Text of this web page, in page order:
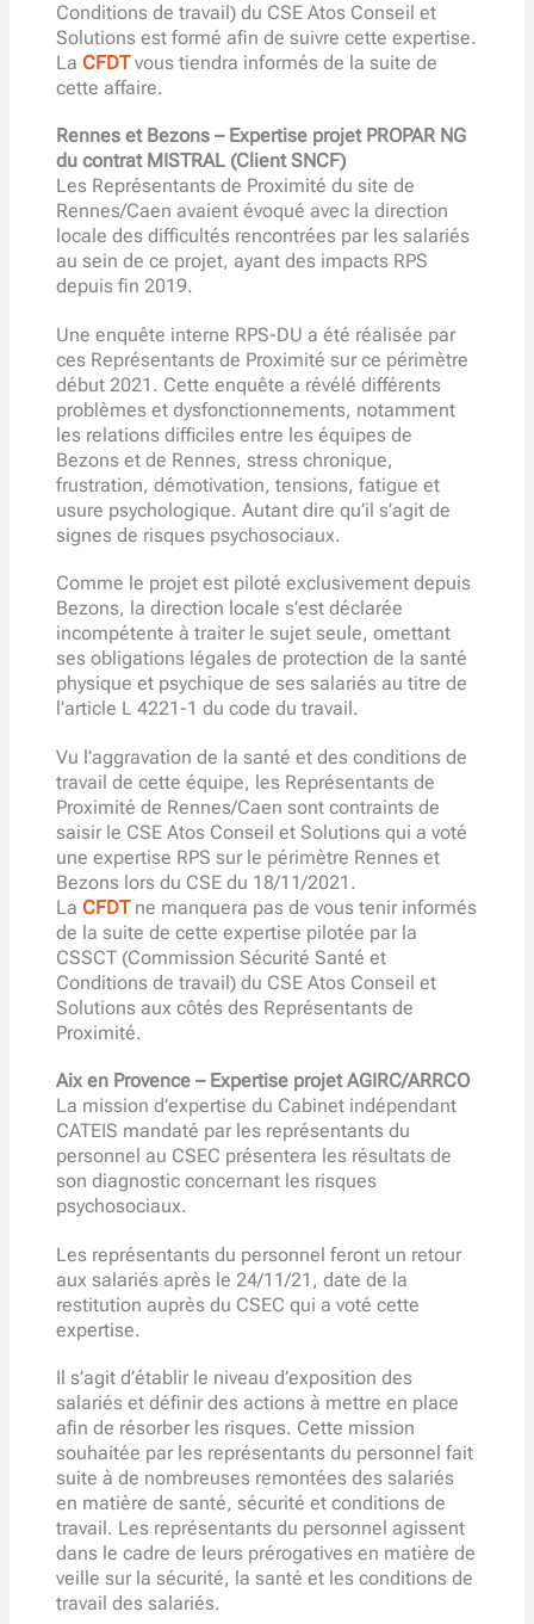
Conditions de travail) du CSE Atos Conseil et
Solutions est formé afin de suivre cette expertise.
La CFDT vous tiendra informés de la suite de
cette affaire.
Rennes et Bezons – Expertise projet PROPAR NG
du contrat MISTRAL (Client SNCF)
Les Représentants de Proximité du site de
Rennes/Caen avaient évoqué avec la direction
locale des difficultés rencontrées par les salariés
au sein de ce projet, ayant des impacts RPS
depuis fin 2019.
Une enquête interne RPS-DU a été réalisée par
ces Représentants de Proximité sur ce périmètre
début 2021. Cette enquête a révélé différents
problèmes et dysfonctionnements, notamment
les relations difficiles entre les équipes de
Bezons et de Rennes, stress chronique,
frustration, démotivation, tensions, fatigue et
usure psychologique. Autant dire qu’il s’agit de
signes de risques psychosociaux.
Comme le projet est piloté exclusivement depuis
Bezons, la direction locale s’est déclarée
incompétente à traiter le sujet seule, omettant
ses obligations légales de protection de la santé
physique et psychique de ses salariés au titre de
l’article L 4221-1 du code du travail.
Vu l’aggravation de la santé et des conditions de
travail de cette équipe, les Représentants de
Proximité de Rennes/Caen sont contraints de
saisir le CSE Atos Conseil et Solutions qui a voté
une expertise RPS sur le périmètre Rennes et
Bezons lors du CSE du 18/11/2021.
La CFDT ne manquera pas de vous tenir informés
de la suite de cette expertise pilotée par la
CSSCT (Commission Sécurité Santé et
Conditions de travail) du CSE Atos Conseil et
Solutions aux côtés des Représentants de
Proximité.
Aix en Provence – Expertise projet AGIRC/ARRCO
La mission d’expertise du Cabinet indépendant
CATEIS mandaté par les représentants du
personnel au CSEC présentera les résultats de
son diagnostic concernant les risques
psychosociaux.
Les représentants du personnel feront un retour
aux salariés après le 24/11/21, date de la
restitution auprès du CSEC qui a voté cette
expertise.
Il s’agit d’établir le niveau d’exposition des
salariés et définir des actions à mettre en place
afin de résorber les risques. Cette mission
souhaitée par les représentants du personnel fait
suite à de nombreuses remontées des salariés
en matière de santé, sécurité et conditions de
travail. Les représentants du personnel agissent
dans le cadre de leurs prérogatives en matière de
veille sur la sécurité, la santé et les conditions de
travail des salariés.